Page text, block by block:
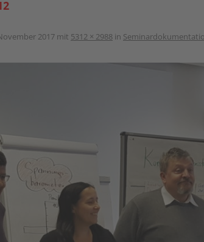
2017 mit 5312 × 2988 in